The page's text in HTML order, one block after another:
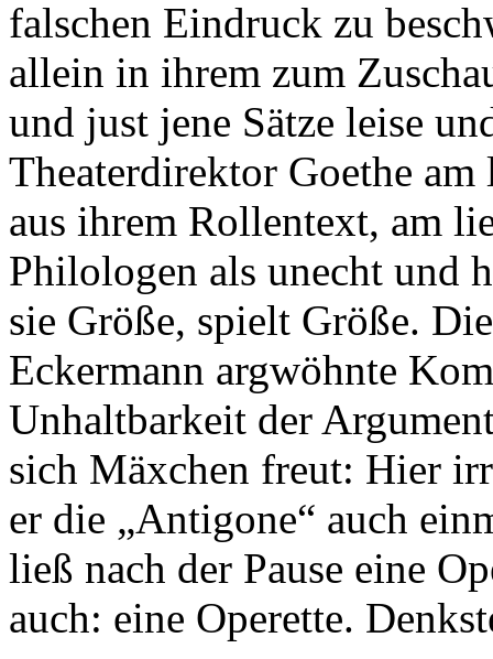
falschen Eindruck zu
allein in ihrem zum
und just jene Sätze leise
Theaterdirektor Goethe am
aus ihrem Rollentext, am
Philologen als unecht und
sie Größe, spielt Größe.
Eckermann argwöhnte
Unhaltbarkeit der
sich Mäxchen freut: Hier
er die „Antigone“ auch
ließ nach der Pause eine
auch: eine Operette.